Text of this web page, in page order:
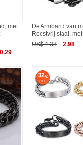
met
De Armband van
Roestvrij staal,
US$ 4.38
2.98
32